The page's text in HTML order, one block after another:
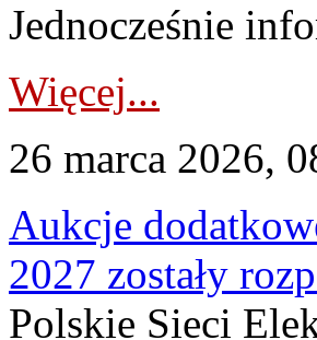
Jednocześnie
Więcej...
26 marca 2026,
Aukcje
2027 zostały
Polskie Sieci